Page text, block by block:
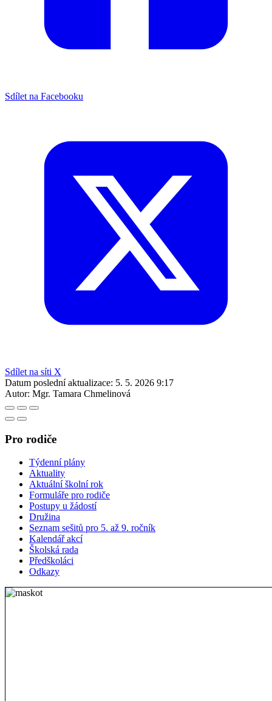
Sdílet na Facebooku
Sdílet na síti X
Datum poslední aktualizace: 5. 5. 2026 9:17
Autor: Mgr. Tamara Chmelinová
Pro rodiče
Týdenní plány
Aktuality
Aktuální školní rok
Formuláře pro rodiče
Postupy u žádostí
Družina
Seznam sešitů pro 5. až 9. ročník
Kalendář akcí
Školská rada
Předškoláci
Odkazy